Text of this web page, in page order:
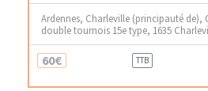
Ardennes, Charleville (principauté de),
double tournois 15e type, 1635
60€ TTB